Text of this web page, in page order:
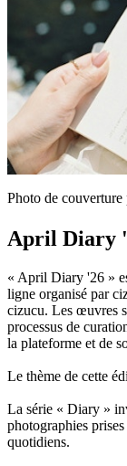
Photo de couverture
April Diary
« April Diary '26 »
ligne organisé par
cizucu. Les œuvres
processus de
la plateforme et de
Le thème de cette
La série « Diary »
photographies
quotidiens.